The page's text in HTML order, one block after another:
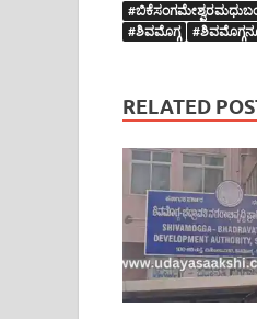
#ಶಿವಮೊಗ್ಗ
RELATED